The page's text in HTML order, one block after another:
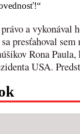
a vykonával
presťahoval
Rona Paula,
USA.